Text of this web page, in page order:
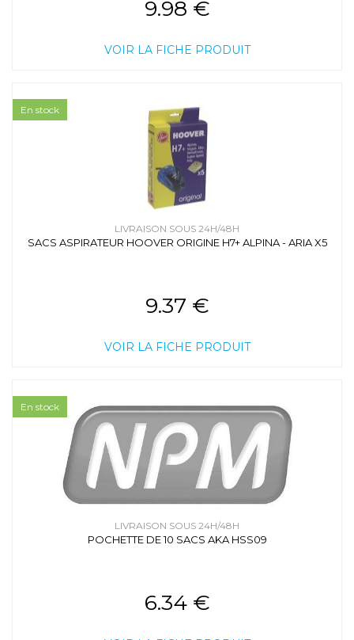
9.98 €
VOIR LA FICHE PRODUIT
LIVRAISON SOUS 24H/48H
SACS ASPIRATEUR HOOVER ORIGINE H7+ ALPINA - ARIA X5
9.37 €
VOIR LA FICHE PRODUIT
En stock
LIVRAISON SOUS 24H/48H
POCHETTE DE 10 SACS AKA HSS09
6.34 €
En stock